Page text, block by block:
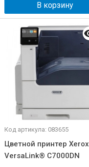
В корзину
Код артикула: 083655
Цветной принтер Xerox
VersaLink® C7000DN